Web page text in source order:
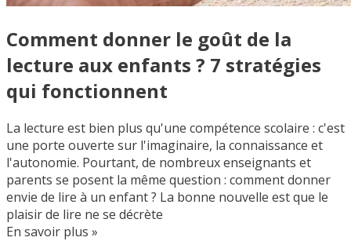
Comment donner le goût de la
lecture aux enfants ? 7 stratégies
qui fonctionnent
La lecture est bien plus qu'une compétence scolaire : c'est
une porte ouverte sur l'imaginaire, la connaissance et
l'autonomie. Pourtant, de nombreux enseignants et
parents se posent la même question : comment donner
envie de lire à un enfant ? La bonne nouvelle est que le
plaisir de lire ne se décrète
En savoir plus »